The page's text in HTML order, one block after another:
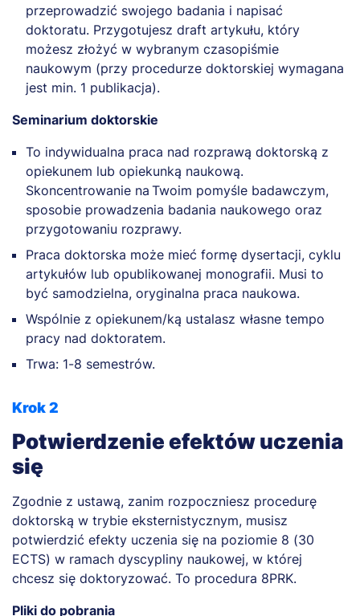
przeprowadzić swojego badania i napisać
doktoratu. Przygotujesz draft artykułu, który
możesz złożyć w wybranym czasopiśmie
naukowym (przy procedurze doktorskiej wymagana
jest min. 1 publikacja).
Seminarium doktorskie
To indywidualna praca nad rozprawą doktorską z
opiekunem lub opiekunką naukową.
Skoncentrowanie na Twoim pomyśle badawczym,
sposobie prowadzenia badania naukowego oraz
przygotowaniu rozprawy.
Praca doktorska może mieć formę dysertacji, cyklu
artykułów lub opublikowanej monografii. Musi to
być samodzielna, oryginalna praca naukowa.
Wspólnie z opiekunem/ką ustalasz własne tempo
pracy nad doktoratem.
Trwa: 1-8 semestrów.
Krok 2
Potwierdzenie efektów uczenia
się
Zgodnie z ustawą, zanim rozpoczniesz procedurę
doktorską w trybie eksternistycznym, musisz
potwierdzić efekty uczenia się na poziomie 8 (30
ECTS) w ramach dyscypliny naukowej, w której
chcesz się doktoryzować. To procedura 8PRK.
Pliki do pobrania